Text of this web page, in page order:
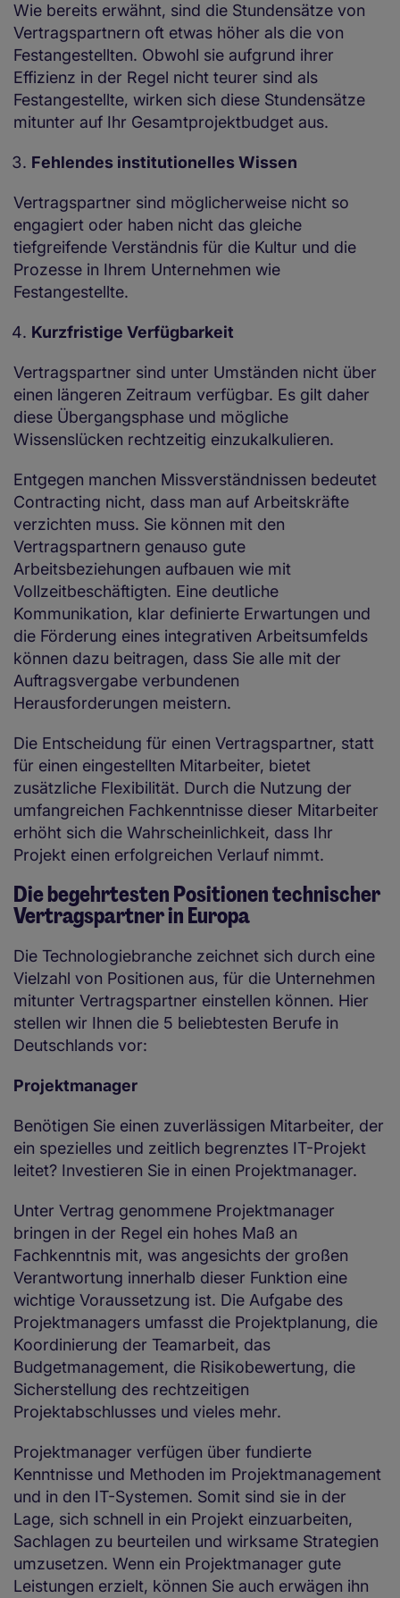
Wie bereits erwähnt, sind die Stundensätze von
Vertragspartnern oft etwas höher als die von
Festangestellten. Obwohl sie aufgrund ihrer
Effizienz in der Regel nicht teurer sind als
Festangestellte, wirken sich diese Stundensätze
mitunter auf Ihr Gesamtprojektbudget aus.
Fehlendes institutionelles Wissen
Vertragspartner sind möglicherweise nicht so
engagiert oder haben nicht das gleiche
tiefgreifende Verständnis für die Kultur und die
Prozesse in Ihrem Unternehmen wie
Festangestellte.
Kurzfristige Verfügbarkeit
Vertragspartner sind unter Umständen nicht über
einen längeren Zeitraum verfügbar. Es gilt daher
diese Übergangsphase und mögliche
Wissenslücken rechtzeitig einzukalkulieren.
Entgegen manchen Missverständnissen bedeutet
Contracting nicht, dass man auf Arbeitskräfte
verzichten muss. Sie können mit den
Vertragspartnern genauso gute
Arbeitsbeziehungen aufbauen wie mit
Vollzeitbeschäftigten. Eine deutliche
Kommunikation, klar definierte Erwartungen und
die Förderung eines integrativen Arbeitsumfelds
können dazu beitragen, dass Sie alle mit der
Auftragsvergabe verbundenen
Herausforderungen meistern.
Die Entscheidung für einen Vertragspartner, statt
für einen eingestellten Mitarbeiter, bietet
zusätzliche Flexibilität. Durch die Nutzung der
umfangreichen Fachkenntnisse dieser Mitarbeiter
erhöht sich die Wahrscheinlichkeit, dass Ihr
Projekt einen erfolgreichen Verlauf nimmt.
Die begehrtesten Positionen technischer
Vertragspartner in Europa
Die Technologiebranche zeichnet sich durch eine
Vielzahl von Positionen aus, für die Unternehmen
mitunter Vertragspartner einstellen können. Hier
stellen wir Ihnen die 5 beliebtesten Berufe in
Deutschlands vor:
Projektmanager
Benötigen Sie einen zuverlässigen Mitarbeiter, der
ein spezielles und zeitlich begrenztes IT-Projekt
leitet? Investieren Sie in einen Projektmanager.
Unter Vertrag genommene Projektmanager
bringen in der Regel ein hohes Maß an
Fachkenntnis mit, was angesichts der großen
Verantwortung innerhalb dieser Funktion eine
wichtige Voraussetzung ist. Die Aufgabe des
Projektmanagers umfasst die Projektplanung, die
Koordinierung der Teamarbeit, das
Budgetmanagement, die Risikobewertung, die
Sicherstellung des rechtzeitigen
Projektabschlusses und vieles mehr.
Projektmanager verfügen über fundierte
Kenntnisse und Methoden im Projektmanagement
und in den IT-Systemen. Somit sind sie in der
Lage, sich schnell in ein Projekt einzuarbeiten,
Sachlagen zu beurteilen und wirksame Strategien
umzusetzen. Wenn ein Projektmanager gute
Leistungen erzielt, können Sie auch erwägen ihn